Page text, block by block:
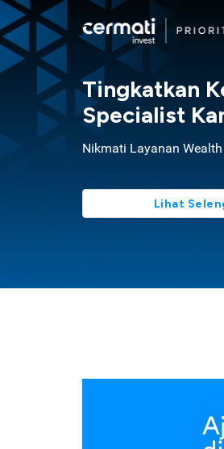
Tingkatkan
Specialist
Nikmati Layanan
Lihat